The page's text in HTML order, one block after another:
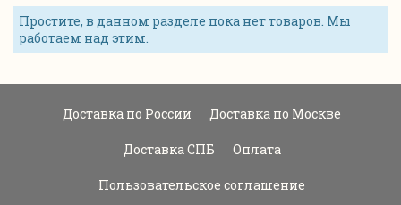
Простите, в данном разделе пока нет товаров. Мы
работаем над этим.
Доставка по России Доставка по Москве
Доставка СПБ Оплата
Пользовательское соглашение